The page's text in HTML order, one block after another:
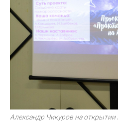
Александр Чикуров на